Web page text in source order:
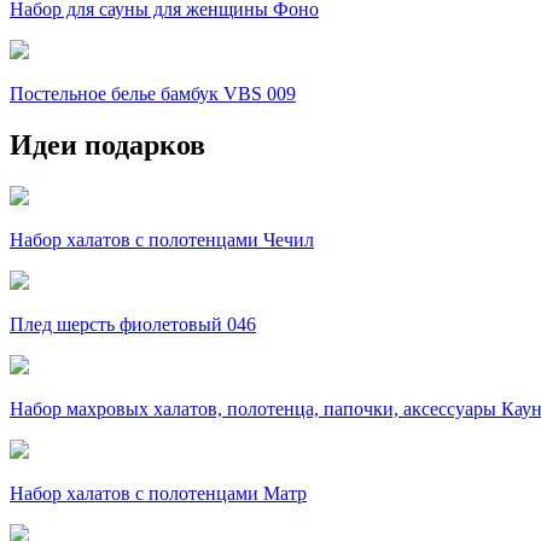
Набор для сауны для женщины Фоно
Постельное белье бамбук VBS 009
Идеи подарков
Набор халатов с полотенцами Чечил
Плед шерсть фиолетовый 046
Набор махровых халатов, полотенца, папочки, аксессуары
Набор халатов с полотенцами Матр